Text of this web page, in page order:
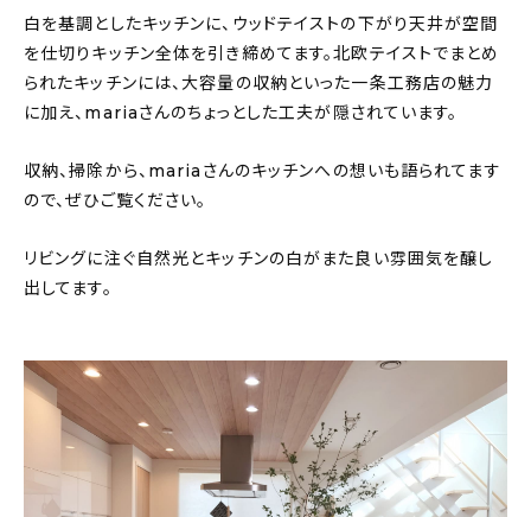
daily mukuri / アイテム
カテゴリー一覧
おすすめの記事
日用品
キッチン
白を基調としたキッチンに、ウッドテイストの下がり天井が空間
を仕切りキッチン全体を引き締めてます。北欧テイストでまとめ
られたキッチンには、大容量の収納といった一条工務店の魅力
に加え、mariaさんのちょっとした工夫が隠されています。
収納、掃除から、mariaさんのキッチンへの想いも語られてます
ので、ぜひご覧ください。
リビングに注ぐ自然光とキッチンの白がまた良い雰囲気を醸し
出してます。